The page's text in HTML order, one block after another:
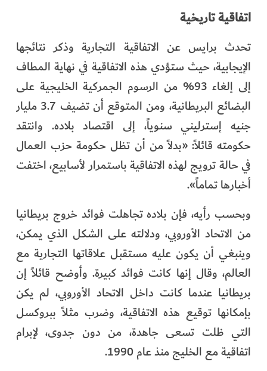
اتفاقية تاريخية
تحدث برايس عن الاتفاقية التجارية وذكر نتائجها
الإيجابية، حيث ستؤدي هذه الاتفاقية في نهاية المطاف
إلى إلغاء 93% من الرسوم الجمركية الخليجية على
البضائع البريطانية، ومن المتوقع أن تضيف 3.7 مليار
جنيه إسترليني سنوياً، إلى اقتصاد بلاده. وانتقد
حكومته قائلاً: «بدلاً من أن تظل حكومة حزب العمال
في حالة ترويج لهذه الاتفاقية باستمرار لأسابيع، اختفت
أخبارها تماماً».
وبحسب رأيه، فإن بلاده تجاهلت فوائد خروج بريطانيا
من الاتحاد الأوروبي، ودلالته على الشكل الذي يمكن،
وينبغي أن يكون عليه مستقبل علاقاتها التجارية مع
العالم، وقال إنها كانت فوائد كبيرة. وأوضح قائلاً إن
بريطانيا عندما كانت داخل الاتحاد الأوروبي، لم يكن
بإمكانها توقيع هذه الاتفاقية، وضرب مثلاً ببروكسل
التي ظلت تسعى جاهدة، من دون جدوى، لإبرام
اتفاقية مع الخليج منذ عام 1990.